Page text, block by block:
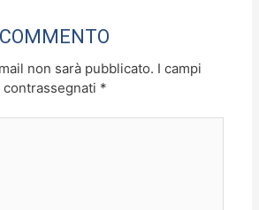
non sarà pubblicato. I campi
*